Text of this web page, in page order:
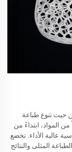
حيث تنوع طباعة
المواد، ابتداءً من
عالية الأداء. تخضع
المثلى والنتائج